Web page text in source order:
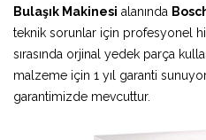
Bulaşık Makinesi alanında
teknik sorunlar için profesyonel
sırasında orjinal yedek parça
malzeme için 1 yıl garanti
garantimizde mevcuttur.